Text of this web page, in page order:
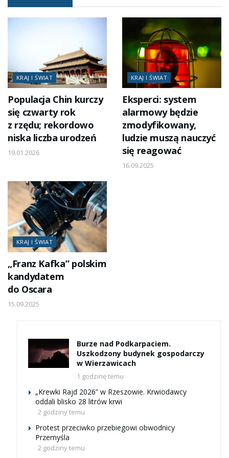
KRAJ I ŚWIAT
Populacja Chin kurczy
się czwarty rok
z rzędu; rekordowo
niska liczba urodzeń
19.01.2026
KRAJ I ŚWIAT
Eksperci: system
alarmowy będzie
zmodyfikowany,
ludzie muszą nauczyć
się reagować
16.09.2025
KRAJ I ŚWIAT
„Franz Kafka” polskim
kandydatem
do Oscara
15.09.2025
Burze nad Podkarpaciem.
Uszkodzony budynek gospodarczy
w Wierzawicach
1 godzinę temu
„Krewki Rajd 2026” w Rzeszowie. Krwiodawcy
oddali blisko 28 litrów krwi
2 godziny temu
Protest przeciwko przebiegowi obwodnicy
Przemyśla
2 godziny temu